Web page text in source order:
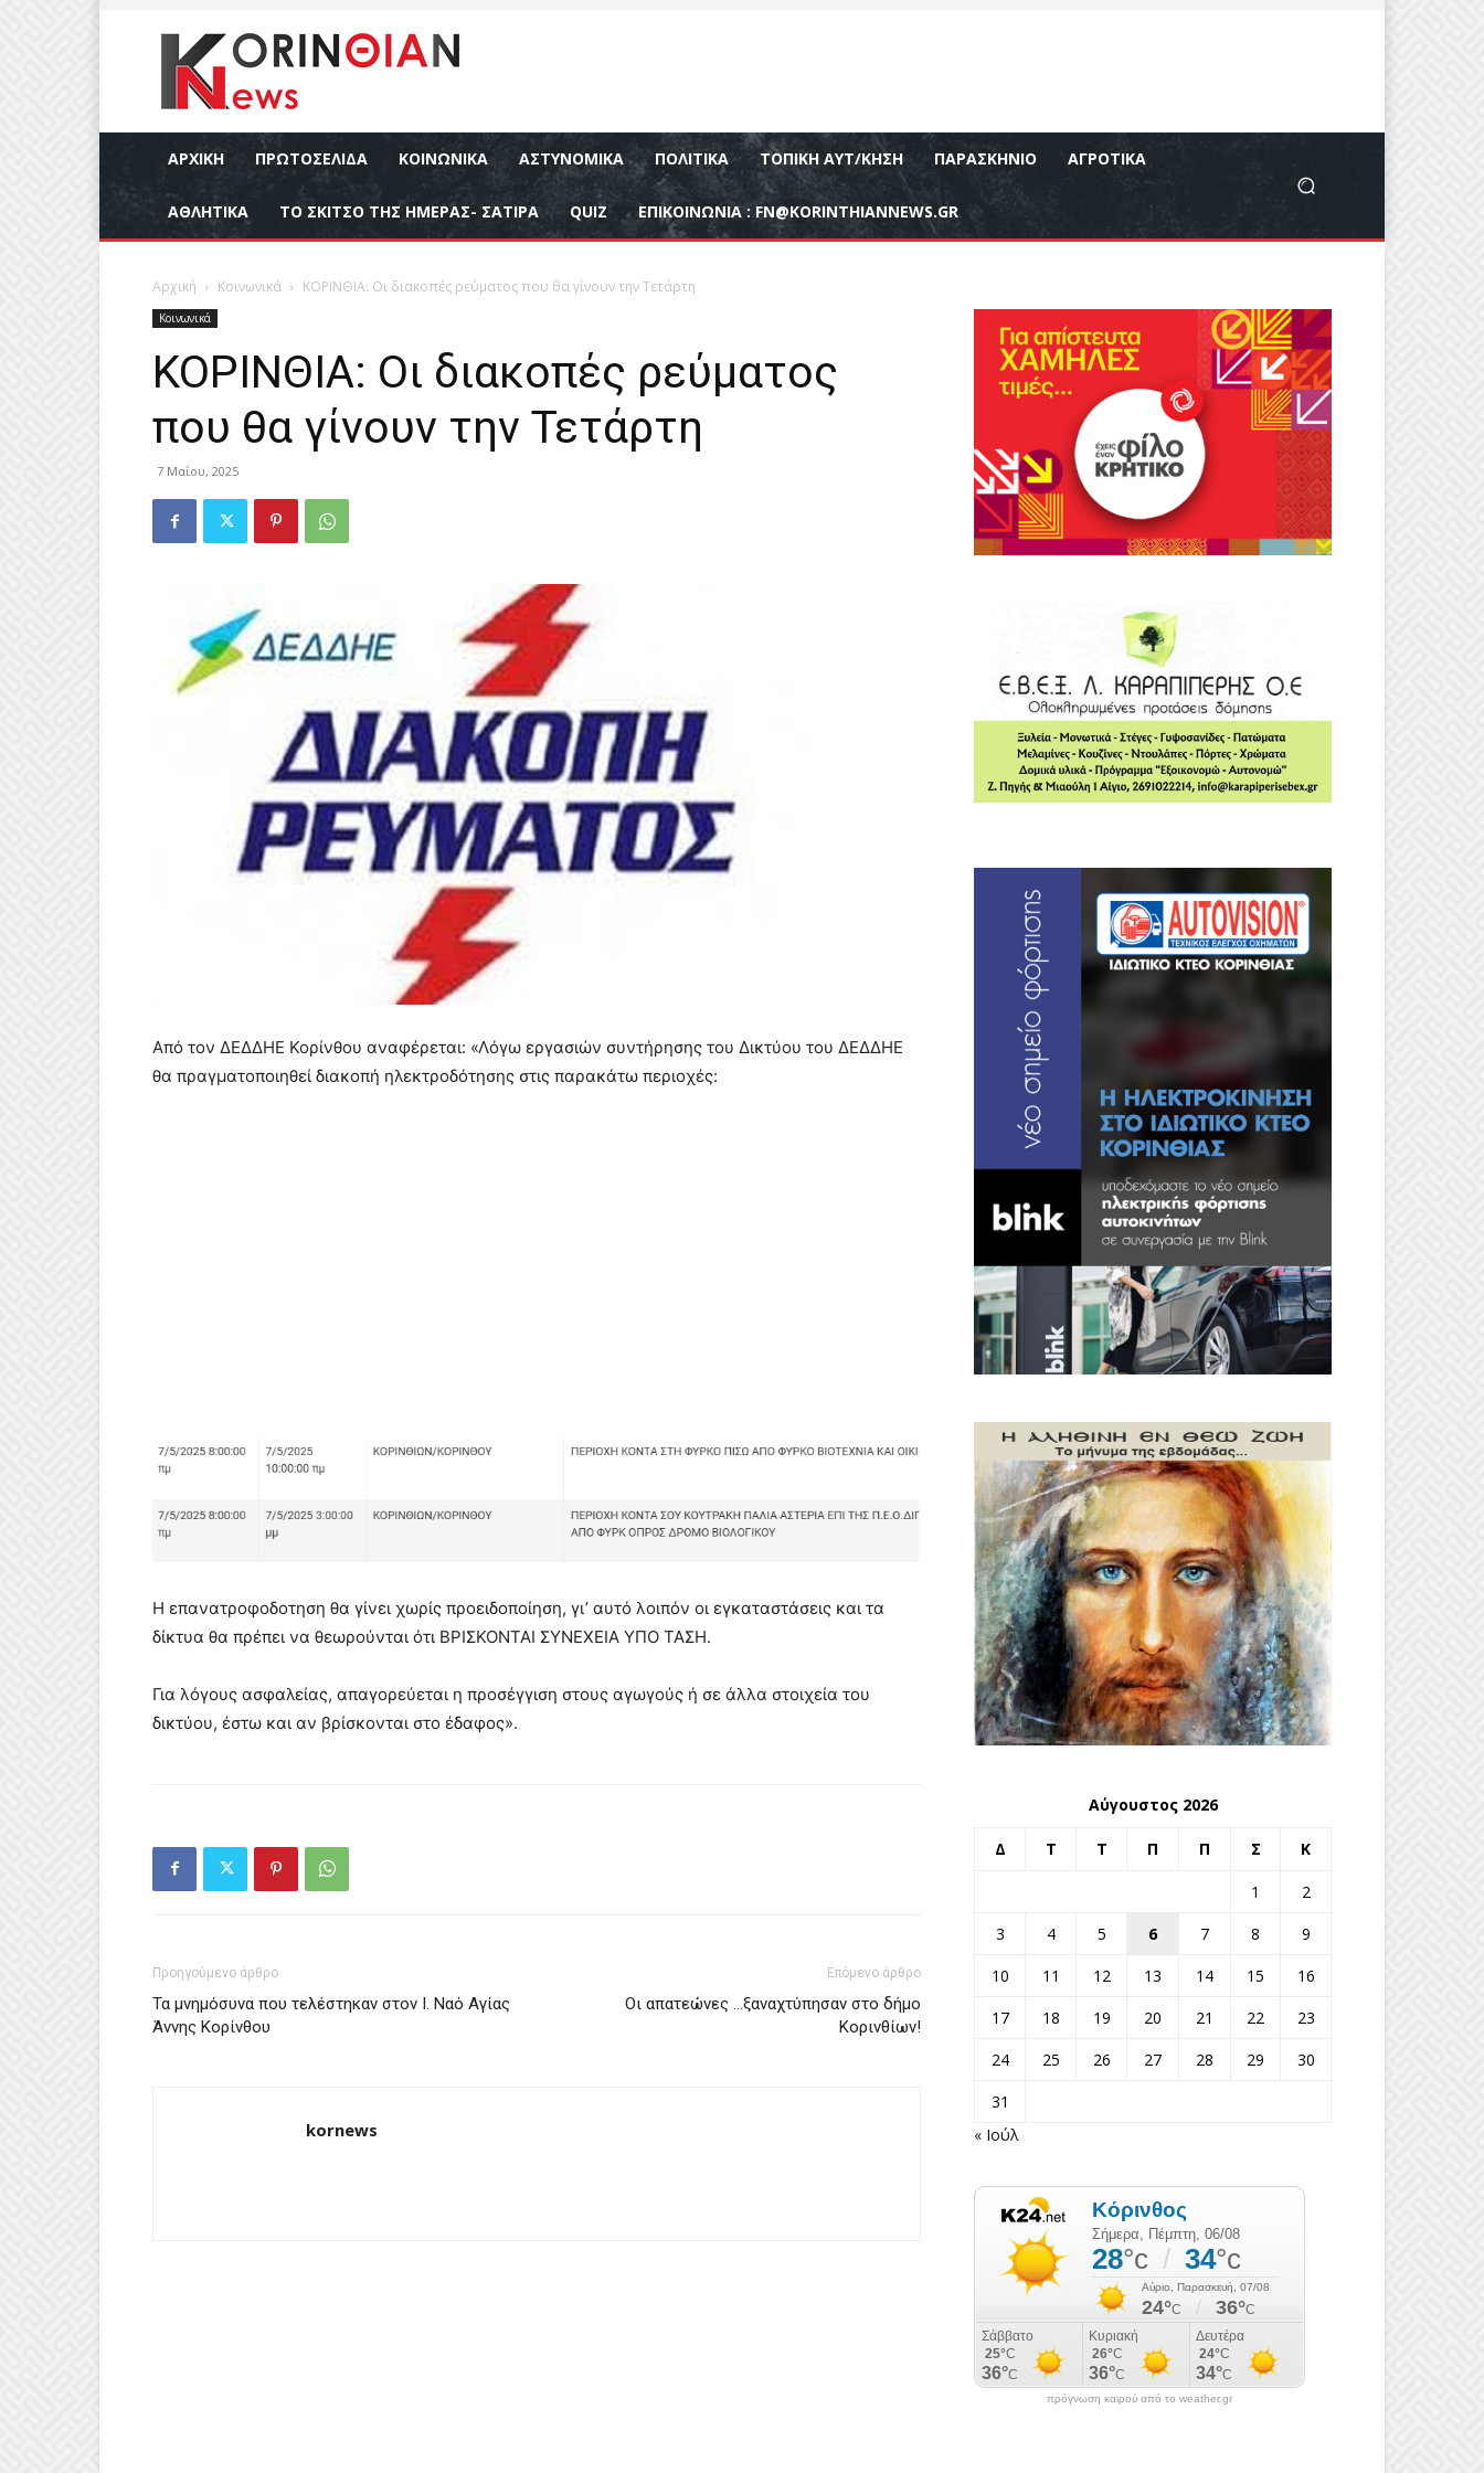
ΑΡΧΙΚΉ ΠΡΩΤΟΣΕΛΙΔΑ ΚΟΙΝΩΝΙΚΆ ΑΣΤΥΝΟΜΙΚΆ ΠΟΛΙΤΙΚΆ ΤΟΠΙΚΉ ΑΥΤ/ΚΗΣΗ ΠΑΡΑΣΚΉΝΙΟ ΑΓΡΟΤΙΚΆ
ΑΘΛΗΤΙΚΆ ΤΟ ΣΚΙΤΣΟ ΤΗΣ ΗΜΕΡΑΣ- ΣΑΤΙΡΑ QUIZ ΕΠΙΚΟΙΝΩΝΊΑ : FN@KORINTHIANNEWS.GR
Αρχική Κοινωνικά ΚΟΡΙΝΘΙΑ: Οι διακοπές ρεύματος που θα γίνουν την Τετάρτη
Κοινωνικά
ΚΟΡΙΝΘΙΑ: Οι διακοπές ρεύματος
που θα γίνουν την Τετάρτη
7 Μαΐου, 2025
Από τον ΔΕΔΔΗΕ Κορίνθου αναφέρεται: «Λόγω εργασιών συντήρησης του Δικτύου του ΔΕΔΔΗΕ
θα πραγματοποιηθεί διακοπή ηλεκτροδότησης στις παρακάτω περιοχές:
Η επανατροφοδοτηση θα γίνει χωρίς προειδοποίηση, γι’ αυτό λοιπόν οι εγκαταστάσεις και τα
δίκτυα θα πρέπει να θεωρούνται ότι ΒΡΙΣΚΟΝΤΑΙ ΣΥΝΕΧΕΙΑ ΥΠΟ ΤΑΣΗ.
Για λόγους ασφαλείας, απαγορεύεται η προσέγγιση στους αγωγούς ή σε άλλα στοιχεία του
δικτύου, έστω και αν βρίσκονται στο έδαφος».
Προηγούμενο άρθρο
Τα μνημόσυνα που τελέστηκαν στον Ι. Ναό Αγίας
Άννης Κορίνθου
Επόμενο άρθρο
Οι απατεώνες …ξαναχτύπησαν στο δήμο
Κορινθίων!
kornews
Αύγουστος 2026
Δ Τ Τ Π Π Σ Κ
1
2
3
4 5 6 7 8
9
10
11 12 13 14 15
16
17
18 19 20 21 22
23
24
25 26 27 28 29
30
31
« Ιούλ
πρόγνωση καιρού από το weather.gr